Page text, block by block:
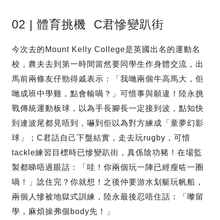
02 | 體育挑機 C君慘變趴街
今次去的Mount Kelly College是英國出名的運動名
校，農夫去到第一時間當然要同學生作身體交流，出
馬前兩條友仔勁得戚表示：「我哋兩個牛高馬大，佢
哋成班中學雞，點會輸喎？」可惜事與願違！陸永挑
戰傳統運動板球，以為手長腳長一定接到波，點知快
到連波尾都見唔到，嚇到佢以為對方練成「童夢幻影
球」；C君話自己下盤結實，走去玩rugby，可惜
tackle練習目標時已慘變趴街，真係陰功豬！在場監
製都睇唔過眼話：「哇！你兩個玩一陣已經瘦咗一圈
喎！」諗住完？你就想！之後仲要游水划艇玩帆船，
兩個人慘被地獄式訓練，陸永最後忍唔住話：「嚟留
學，麻煩操弗個body先！」